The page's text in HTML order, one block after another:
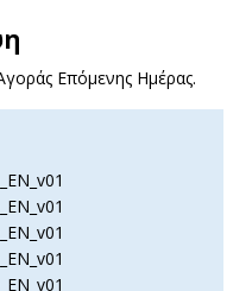
Επόμενης Ημέρας.